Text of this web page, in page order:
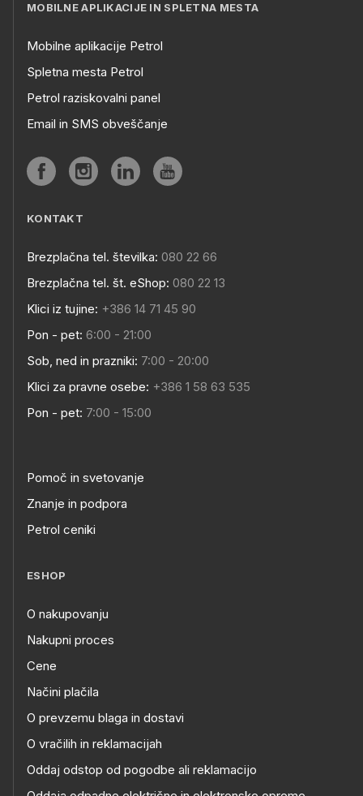
MOBILNE APLIKACIJE IN SPLETNA MESTA
Mobilne aplikacije Petrol
Spletna mesta Petrol
Petrol raziskovalni panel
Email in SMS obveščanje
KONTAKT
Brezplačna tel. številka: 080 22 66
Brezplačna tel. št. eShop: 080 22 13
Klici iz tujine: +386 14 71 45 90
Pon - pet: 6:00 - 21:00
Sob, ned in prazniki: 7:00 - 20:00
Klici za pravne osebe: +386 1 58 63 535
Pon - pet: 7:00 - 15:00
Pomoč in svetovanje
Znanje in podpora
Petrol ceniki
ESHOP
O nakupovanju
Nakupni proces
Cene
Načini plačila
O prevzemu blaga in dostavi
O vračilih in reklamacijah
Oddaj odstop od pogodbe ali reklamacijo